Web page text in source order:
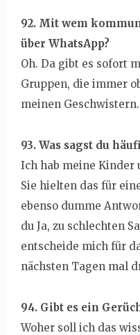
92. Mit wem
über WhatsApp?
Oh. Da gibt es sofort
Gruppen, die immer
meinen Geschwistern.
93. Was sagst du
Ich hab meine Kinder
Sie hielten das für
ebenso dumme
du Ja, zu schlechten
entscheide mich für
nächsten Tagen mal
94. Gibt es ein
Woher soll ich das